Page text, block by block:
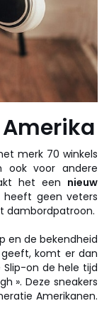
merk 70 winkels
ook voor andere
het een nieuw
heeft geen veters
dambordpatroon.
en de bekendheid
komt er dan
Slip-on de hele tijd
». Deze sneakers
Amerikanen.